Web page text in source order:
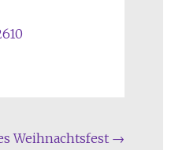
Weihnachtsfest →